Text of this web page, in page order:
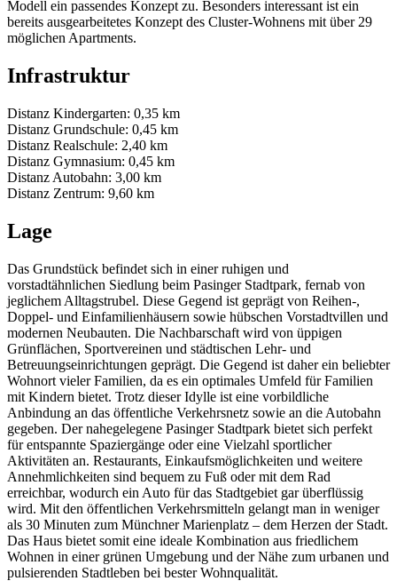
Modell ein passendes Konzept zu. Besonders interessant ist ein
bereits ausgearbeitetes Konzept des Cluster-Wohnens mit über 29
möglichen Apartments.
Infrastruktur
Distanz Kindergarten: 0,35 km
Distanz Grundschule: 0,45 km
Distanz Realschule: 2,40 km
Distanz Gymnasium: 0,45 km
Distanz Autobahn: 3,00 km
Distanz Zentrum: 9,60 km
Lage
Das Grundstück befindet sich in einer ruhigen und
vorstadtähnlichen Siedlung beim Pasinger Stadtpark, fernab von
jeglichem Alltagstrubel. Diese Gegend ist geprägt von Reihen-,
Doppel- und Einfamilienhäusern sowie hübschen Vorstadtvillen und
modernen Neubauten. Die Nachbarschaft wird von üppigen
Grünflächen, Sportvereinen und städtischen Lehr- und
Betreuungseinrichtungen geprägt. Die Gegend ist daher ein beliebter
Wohnort vieler Familien, da es ein optimales Umfeld für Familien
mit Kindern bietet. Trotz dieser Idylle ist eine vorbildliche
Anbindung an das öffentliche Verkehrsnetz sowie an die Autobahn
gegeben. Der nahegelegene Pasinger Stadtpark bietet sich perfekt
für entspannte Spaziergänge oder eine Vielzahl sportlicher
Aktivitäten an. Restaurants, Einkaufsmöglichkeiten und weitere
Annehmlichkeiten sind bequem zu Fuß oder mit dem Rad
erreichbar, wodurch ein Auto für das Stadtgebiet gar überflüssig
wird. Mit den öffentlichen Verkehrsmitteln gelangt man in weniger
als 30 Minuten zum Münchner Marienplatz – dem Herzen der Stadt.
Das Haus bietet somit eine ideale Kombination aus friedlichem
Wohnen in einer grünen Umgebung und der Nähe zum urbanen und
pulsierenden Stadtleben bei bester Wohnqualität.